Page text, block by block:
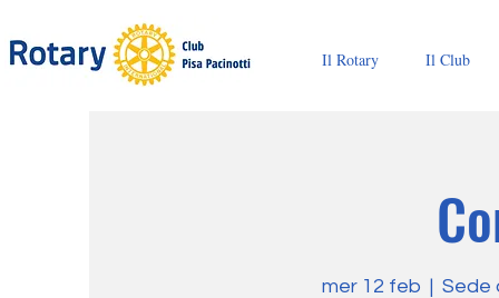
Il Rotary Il Club
mer 12 feb
  |
Sede